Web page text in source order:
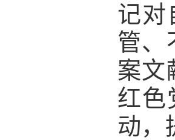
记对
管、
案文
红色
动，